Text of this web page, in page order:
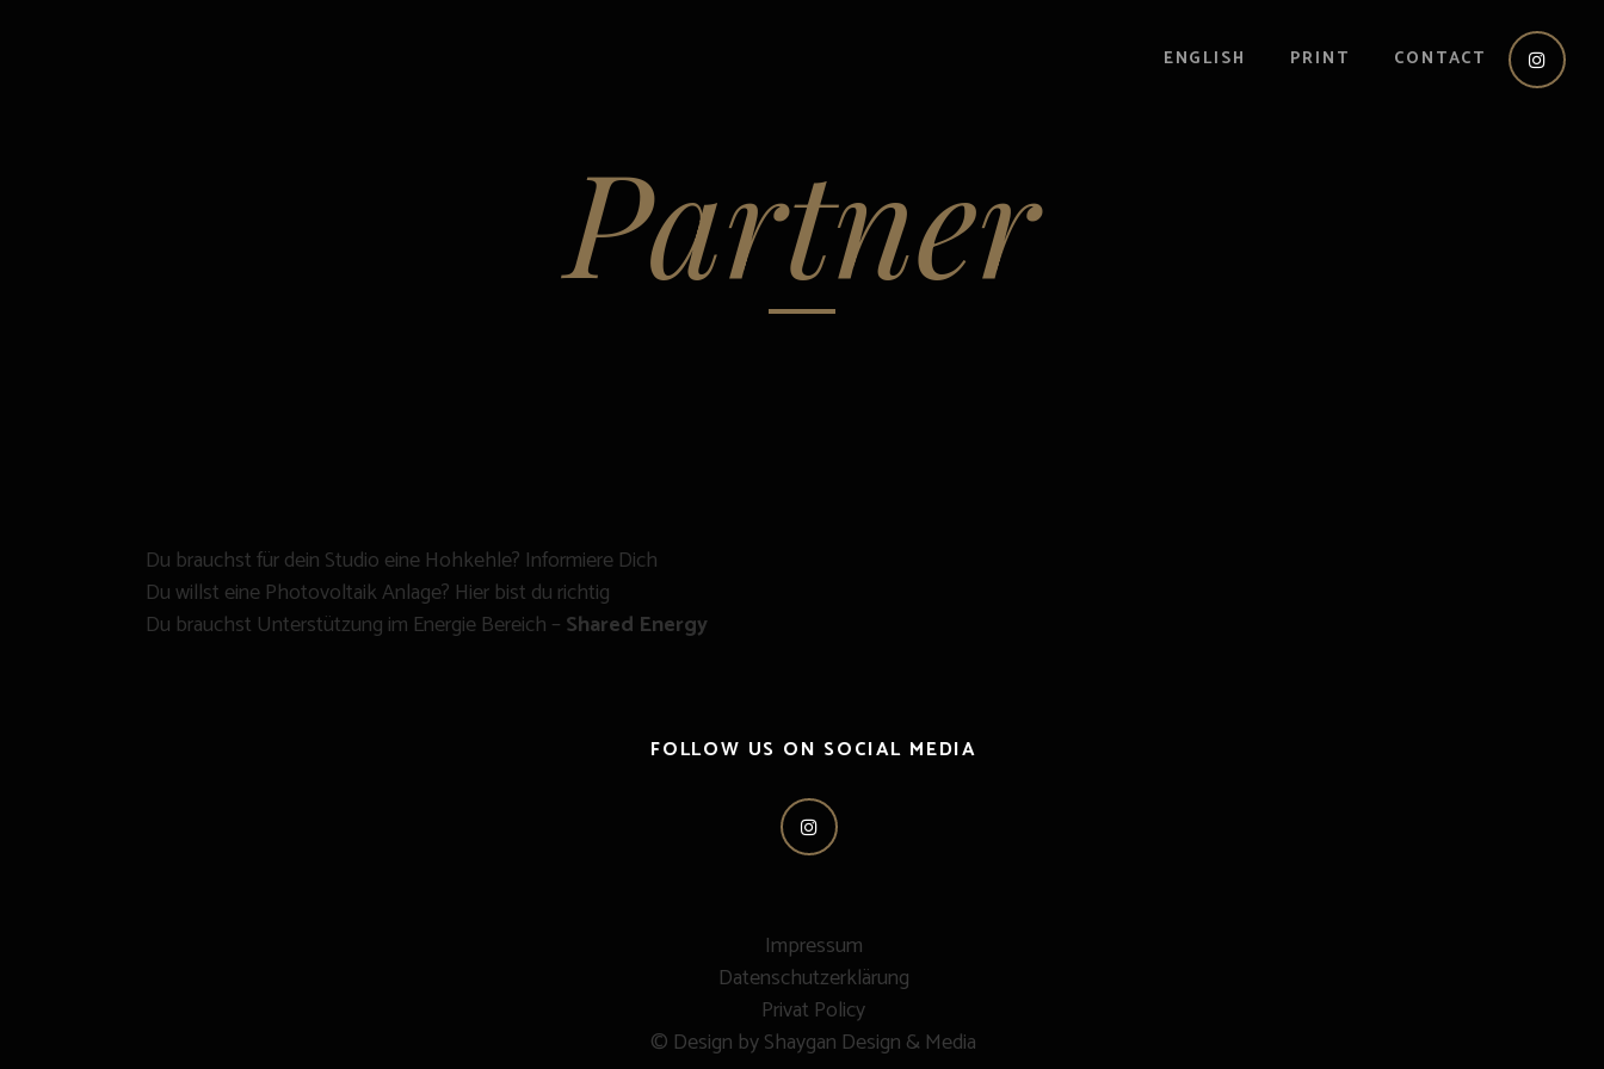
ENGLISH PRINT CONTACT
Partner
Du brauchst für dein Studio eine Hohkehle? Informiere Dich
Du willst eine Photovoltaik Anlage? Hier bist du richtig
Du brauchst Unterstützung im Energie Bereich – Shared Energy
FOLLOW US ON SOCIAL MEDIA
Impressum
Datenschutzerklärung
Privat Policy
© Design by Shaygan Design & Media